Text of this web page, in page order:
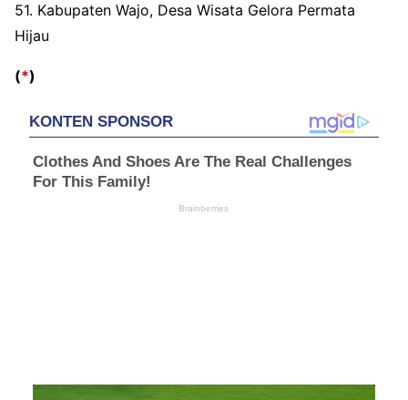
51. Kabupaten Wajo, Desa Wisata Gelora Permata
Hijau
(*)